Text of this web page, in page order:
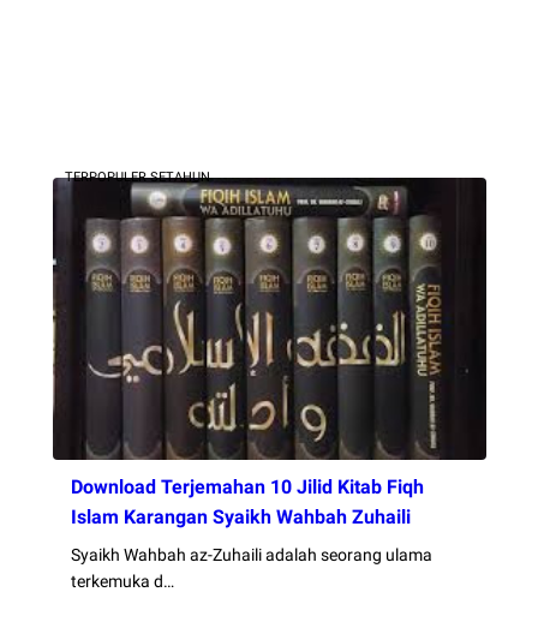
TERPOPULER SETAHUN
Download Terjemahan 10 Jilid Kitab Fiqh
Islam Karangan Syaikh Wahbah Zuhaili
Syaikh Wahbah az-Zuhaili adalah seorang ulama
terkemuka d…